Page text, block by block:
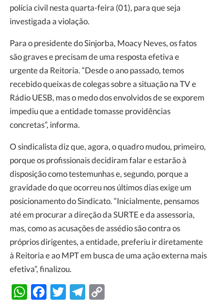
polícia civil nesta quarta-feira (01), para que seja
investigada a violação.
Para o presidente do Sinjorba, Moacy Neves, os fatos
são graves e precisam de uma resposta efetiva e
urgente da Reitoria. “Desde o ano passado, temos
recebido queixas de colegas sobre a situação na TV e
Rádio UESB, mas o medo dos envolvidos de se exporem
impediu que a entidade tomasse providências
concretas”, informa.
O sindicalista diz que, agora, o quadro mudou, primeiro,
porque os profissionais decidiram falar e estarão à
disposição como testemunhas e, segundo, porque a
gravidade do que ocorreu nos últimos dias exige um
posicionamento do Sindicato. “Inicialmente, pensamos
até em procurar a direção da SURTE e da assessoria,
mas, como as acusações de assédio são contra os
próprios dirigentes, a entidade, preferiu ir diretamente
à Reitoria e ao MPT em busca de uma ação externa mais
efetiva”, finalizou.
WhatsApp
Facebook
TwitterTelegram